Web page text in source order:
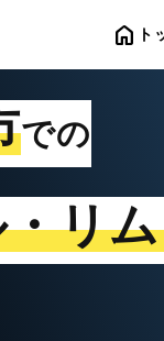
home ト
での
リ